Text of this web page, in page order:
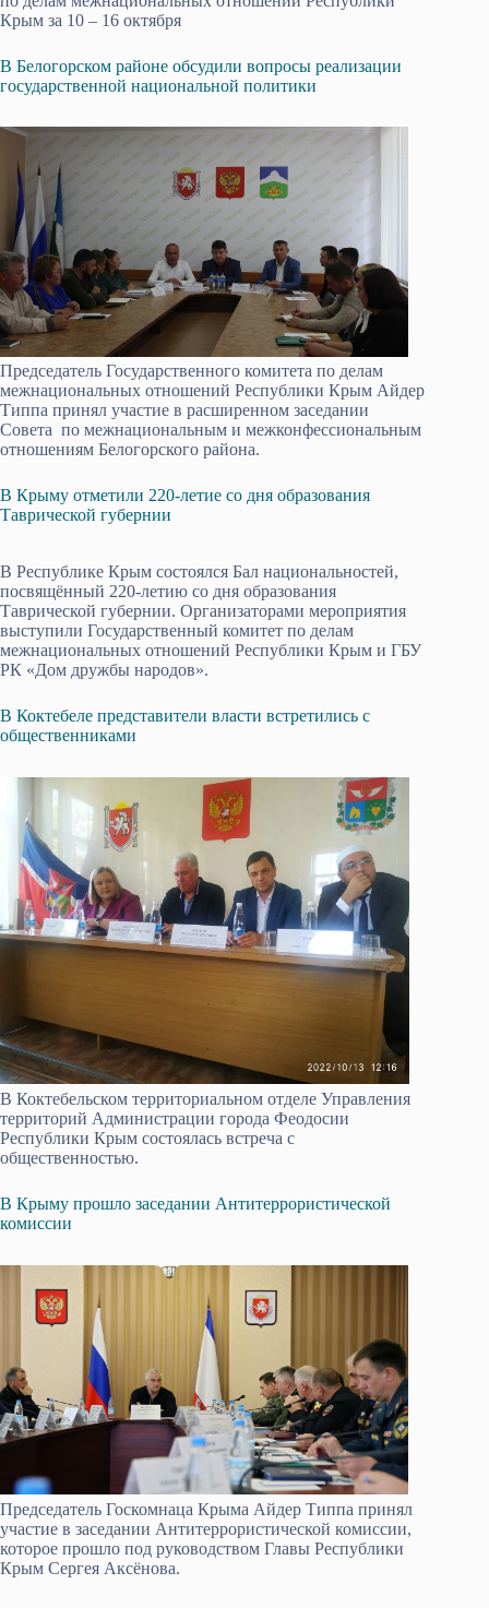
Крым за 10 – 16 октября
В Белогорском районе обсудили вопросы реализации
государственной национальной политики
Председатель Государственного комитета по делам
межнациональных отношений Республики Крым Айдер
Типпа принял участие в расширенном заседании
Совета по межнациональным и межконфессиональным
отношениям Белогорского района.
В Крыму отметили 220-летие со дня образования
Таврической губернии
В Республике Крым состоялся Бал национальностей,
посвящённый 220-летию со дня образования
Таврической губернии. Организаторами мероприятия
выступили Государственный комитет по делам
межнациональных отношений Республики Крым и ГБУ
РК «Дом дружбы народов».
В Коктебеле представители власти встретились с
общественниками
В Коктебельском территориальном отделе Управления
территорий Администрации города Феодосии
Республики Крым состоялась встреча с
общественностью.
В Крыму прошло заседании Антитеррористической
комиссии
Председатель Госкомнаца Крыма Айдер Типпа принял
участие в заседании Антитеррористической комиссии,
которое прошло под руководством Главы Республики
Крым Сергея Аксёнова.